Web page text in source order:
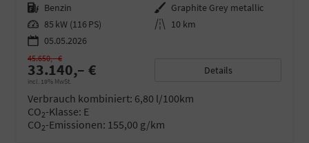
Kraftstoff Benzin Außenfarbe Graphite Grey metallic
Leistung 85 kW (116 PS) Kilometerstand 10 km
05.05.2026
33.140,– €
incl. 19% MwSt.
45.650,– €
Details
Verbrauch kombiniert: 6,80 l/100km
CO2-Klasse: E
CO2-Emissionen: 155,00 g/km